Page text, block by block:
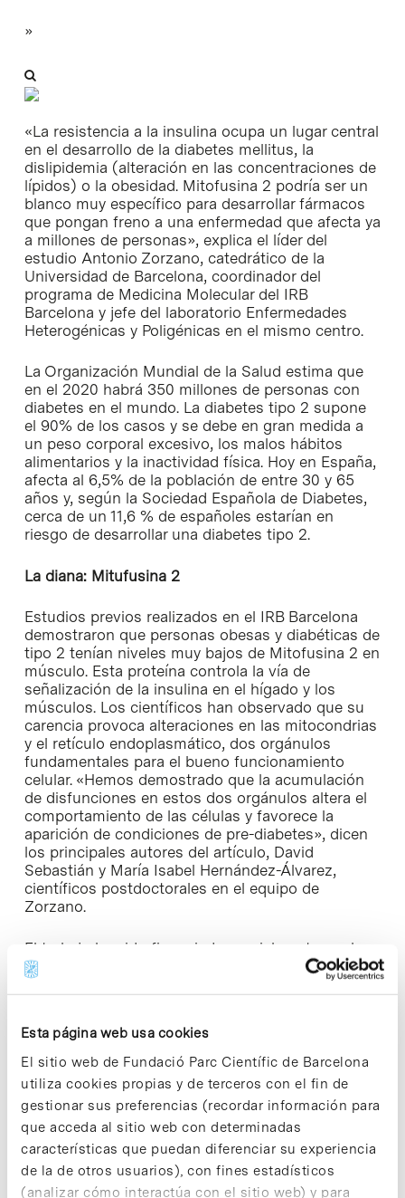
Esta página web usa cookies
El sitio web de Fundació Parc Científic de Barcelona
utiliza cookies propias y de terceros con el fin de
gestionar sus preferencias (recordar información para
que acceda al sitio web con determinadas
características que puedan diferenciar su experiencia
de la de otros usuarios), con fines estadísticos
(analizar cómo interactúa con el sitio web) y para
»
«La resistencia a la insulina ocupa un lugar central
en el desarrollo de la diabetes mellitus, la
dislipidemia (alteración en las concentraciones de
lípidos) o la obesidad. Mitofusina 2 podría ser un
blanco muy específico para desarrollar fármacos
que pongan freno a una enfermedad que afecta ya
a millones de personas», explica el líder del
estudio Antonio Zorzano, catedrático de la
Universidad de Barcelona, coordinador del
programa de Medicina Molecular del IRB
Barcelona y jefe del laboratorio Enfermedades
Heterogénicas y Poligénicas en el mismo centro.
La Organización Mundial de la Salud estima que
en el 2020 habrá 350 millones de personas con
diabetes en el mundo. La diabetes tipo 2 supone
el 90% de los casos y se debe en gran medida a
un peso corporal excesivo, los malos hábitos
alimentarios y la inactividad física. Hoy en España,
afecta al 6,5% de la población de entre 30 y 65
años y, según la Sociedad Española de Diabetes,
cerca de un 11,6 % de españoles estarían en
riesgo de desarrollar una diabetes tipo 2.
La diana: Mitufusina 2
Estudios previos realizados en el IRB Barcelona
demostraron que personas obesas y diabéticas de
tipo 2 tenían niveles muy bajos de Mitofusina 2 en
músculo. Esta proteína controla la vía de
señalización de la insulina en el hígado y los
músculos. Los científicos han observado que su
carencia provoca alteraciones en las mitocondrias
y el retículo endoplasmático, dos orgánulos
fundamentales para el bueno funcionamiento
celular. «Hemos demostrado que la acumulación
de disfunciones en estos dos orgánulos altera el
comportamiento de las células y favorece la
aparición de condiciones de pre-diabetes», dicen
los principales autores del artículo, David
Sebastián y María Isabel Hernández-Álvarez,
científicos postdoctorales en el equipo de
Zorzano.
El trabajo ha sido financiado parcialmente por los
proyectos europeos MITIN, del Séptimo Programa
Marco (FP7), y DIOMED de
apoyo del CIBER de Diabetes y Enfermedades
Metabólicas Asociadas (CIBERDEM), del Instituto
de Salud Carlos III.
Artículo de referencia:
David Sebastián, María Isabel Hernández-Alvarez,
Jessica Segalés, Eleonora Sorianello, Juan Pablo
Muñoz, David Sala, Aurélie Waget, Marc Liesa,
José C. Paz, Gopal Peddinti, Matej Orešič, Sara